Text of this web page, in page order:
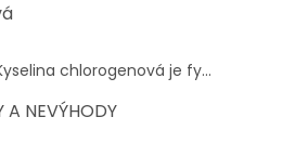
chlorogenová je fy...
A NEVÝHODY